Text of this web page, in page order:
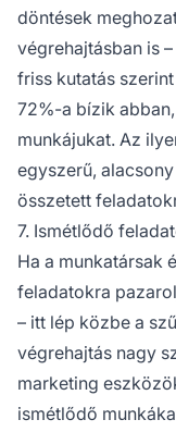
döntések
végrehajtásban is
friss kutatás
72%-a bízik
munkájukat. Az
egyszerű,
összetett
7. Ismétlődő
Ha a munkatársak
feladatokra
– itt lép közbe a
végrehajtás nagy
marketing
ismétlődő